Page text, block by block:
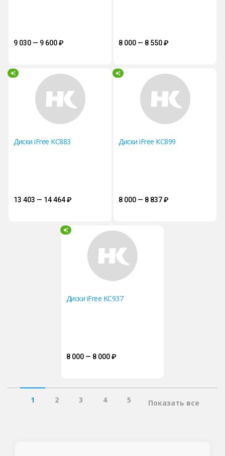
9 030 — 9 600₽ 8 000 — 8 550₽
Диски iFree KC883
13 403 — 14 464₽
Диски iFree KC899
8 000 — 8 837₽
Диски iFree KC937
8 000 — 8 000₽
1 2 3 4 5 Показать все